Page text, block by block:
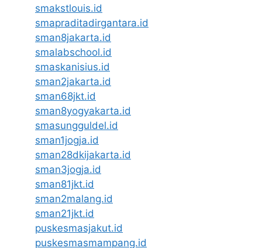
smakstlouis.id
smapraditadirgantara.id
sman8jakarta.id
smalabschool.id
smaskanisius.id
sman2jakarta.id
sman68jkt.id
sman8yogyakarta.id
smasungguldel.id
sman1jogja.id
sman28dkijakarta.id
sman3jogja.id
sman81jkt.id
sman2malang.id
sman21jkt.id
puskesmasjakut.id
puskesmasmampang.id